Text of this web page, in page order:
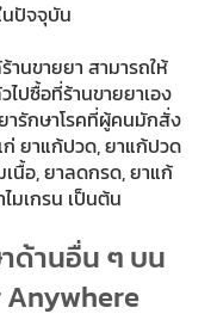
นปัจจุบัน
านขายยา สามารถให้
ปซื้อที่ร้านขายยาเอง
ารักษาโรคที่ผู้คนมักสั่ง
ยาแก้ปวด, ยาแก้ปวด
นื้อ, ยาลดกรด, ยาแก้
มเกรน เป็นต้น
ด้านอื่น ๆ บน